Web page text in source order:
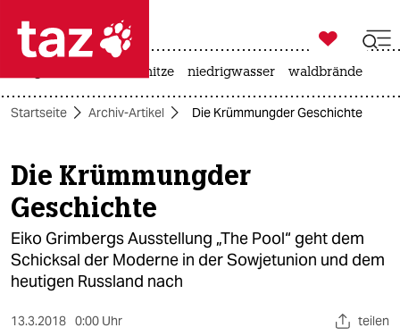
 taz zahl ich
taz zahl ich
themen
politik
öko
gesellschaft
kultur

taz zahl ich
hitze niedrigwasser waldbrände
Startseite Archiv-Artikel Die Krümmungder Geschichte
Die Krümmungder
Geschichte
Eiko Grimbergs Ausstellung „The Pool“ geht dem
Schicksal der Moderne in der Sowjetunion und dem
heutigen Russland nach
13.3.2018 0:00 Uhr teilen